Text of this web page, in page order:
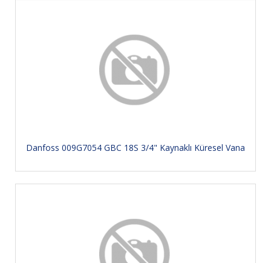
Danfoss 009G7054 GBC 18S 3/4" Kaynaklı Küresel Vana